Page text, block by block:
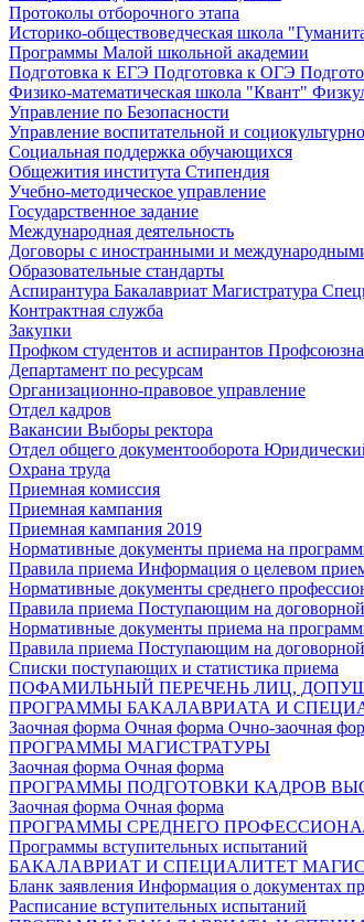
Протоколы отборочного этапа
Историко-обществоведческая школа
Программы Малой школьной академии
Подготовка к ЕГЭ Подготовка к ОГЭ
Физико-математическая школа "Квант"
Управление по Безопасности
Управление воспитательной и
Социальная поддержка обучающихся
Общежития института Стипендия
Учебно-методическое управление
Государственное задание
Международная деятельность
Договоры с иностранными и
Образовательные стандарты
Аспирантура Бакалавриат Магистратура
Контрактная служба
Закупки
Профком студентов и аспирантов
Департамент по ресурсам
Организационно-правовое управление
Отдел кадров
Вакансии Выборы ректора
Отдел общего документооборота
Охрана труда
Приемная комиссия
Приемная кампания
Приемная кампания 2019
Нормативные документы приема на
Правила приема Информация о целевом
Нормативные документы среднего
Правила приема Поступающим на
Нормативные документы приема на
Правила приема Поступающим на
Списки поступающих и статистика приема
ПОФАМИЛЬНЫЙ ПЕРЕЧЕНЬ ЛИЦ,
ПРОГРАММЫ БАКАЛАВРИАТА И
Заочная форма Очная форма Очно-заочная
ПРОГРАММЫ МАГИСТРАТУРЫ
Заочная форма Очная форма
ПРОГРАММЫ ПОДГОТОВКИ КАДРОВ
Заочная форма Очная форма
ПРОГРАММЫ СРЕДНЕГО
Программы вступительных испытаний
БАКАЛАВРИАТ И СПЕЦИАЛИТЕТ
Бланк заявления Информация о документах
Расписание вступительных испытаний